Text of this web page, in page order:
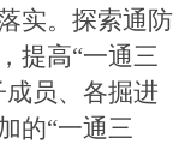
实。探索通防
提高“一通三
员、各掘进
的“一通三